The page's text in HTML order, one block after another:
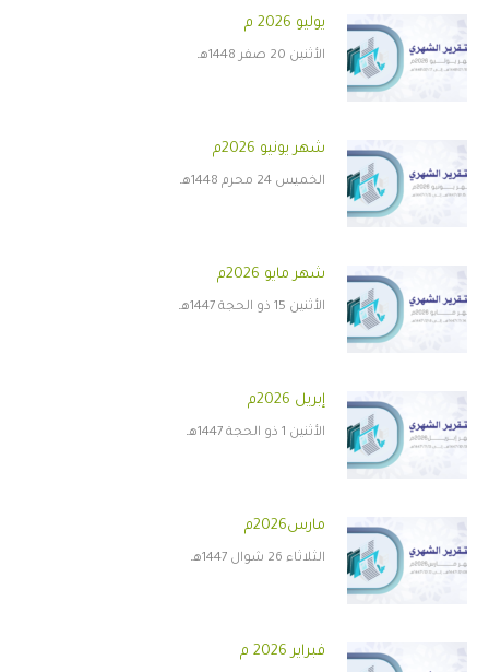
يوليو 2026 م
الأثنين 20 صفر 1448هـ
شهر يونيو 2026م
الخميس 24 محرم 1448هـ
شهر مايو 2026م
الأثنين 15 ذو الحجة 1447هـ
إبريل 2026م
الأثنين 1 ذو الحجة 1447هـ
مارس2026م
الثلاثاء 26 شوال 1447هـ
فبراير 2026 م